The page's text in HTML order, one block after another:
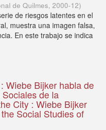
de Quilmes, 2000-12)
de riesgos latentes en el
muestra una imagen falsa,
En este trabajo se indica
Wiebe Bijker habla de
de la
City : Wiebe Bijker
Social Studies of